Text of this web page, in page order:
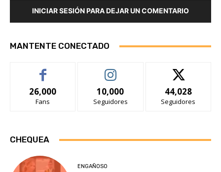
INICIAR SESIÓN PARA DEJAR UN COMENTARIO
MANTENTE CONECTADO
26,000
Fans
10,000
Seguidores
44,028
Seguidores
CHEQUEA
ENGAÑOSO